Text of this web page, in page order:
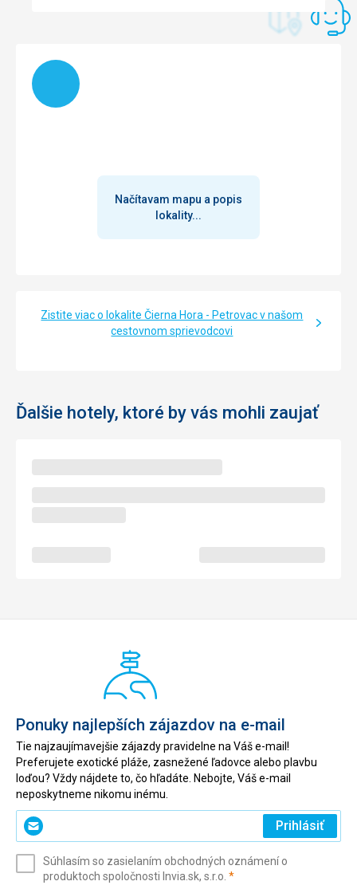
Načítam
Načítavam mapu a popis
lokality...
Zistite viac o lokalite Čierna Hora - Petrovac v našom
cestovnom sprievodcovi
Ďalšie hotely, ktoré by vás mohli zaujať
Ponuky najlepších zájazdov na e-mail
Tie najzaujímavejšie zájazdy pravidelne na Váš e-mail!
Preferujete exotické pláže, zasnežené ľadovce alebo plavbu
loďou? Vždy nájdete to, čo hľadáte. Nebojte, Váš e-mail
neposkytneme nikomu inému.
Zadajte
svoj
(povinné)
Prihlásiť
Súhlasím so zasielaním obchodných oznámení o
produktoch spoločnosti Invia.sk, s.r.o. *(povinné)